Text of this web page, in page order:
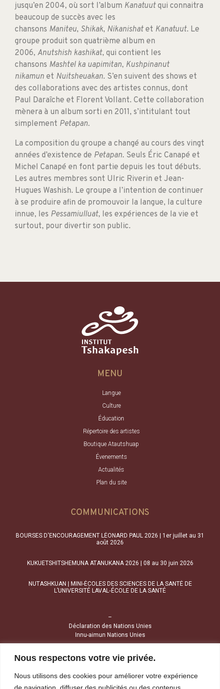
Nous respectons votre vie privée.
Nous utilisons des cookies pour améliorer votre expérience
de navigation, diffuser des publicités ou des contenus
jusqu’en 2004, où sort l’album Kanatuutqui connaitra
beaucoup de succès avec les
chansons Maniteu, Shikak, Nikanishatet Kanatuut. Le
groupe produit son quatrième album en
2006, Anutshish kashikat, qui contient les
chansons Mashtel ka uapimitan, Kushpinanut
nikamun et Nuitsheuakan. S’en suivent des shows et
des collaborations avec des artistes connus, dont
Paul Daraîche et Florent Vollant. Cette collaboration
mènera à un album sorti en 2011, s’intitulant tout
simplement Petapan.
La composition du groupe a changé au cours des vingt
années d’existence de Petapan. Seuls Éric Canapé et
Michel Canapé en font partie depuis les tout débuts.
Les autres membres sont Ulric Riverin et Jean-
Hugues Washish. Le groupe a l’intention de continuer
à se produire afin de promouvoir la langue, la culture
innue, les Pessamiulluat, les expériences de la vie et
surtout, pour divertir son public.
MENU
Langue
Culture
Éducation
Répertoire des artistes
Boutique Atautshuap
Évenements
Actualités
Plan du site
COMMUNICATIONS
BOURSES D'ENCOURAGEMENT LÉONARD PAUL 2026 | 1er juillet au 31
août 2026
KUKUETSHITSHEMUNA ATANUKANA 2026 | 08 au 30 juin 2026
NUTASHKUAN | MINI-ÉCOLES DES SCIENCES DE LA SANTÉ DE
L’UNIVERSITÉ LAVAL‑ÉCOLE DE LA SANTÉ
–
Déclaration des Nations Unies
Innu-aimun Nations Unies
NOUS JOINDRE
1034, avenue Brochu